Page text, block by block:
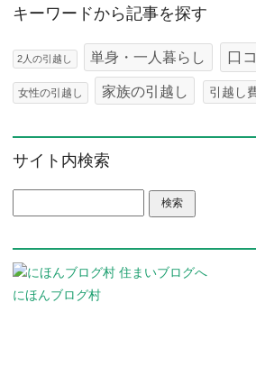
キーワードから記事を探す
2人の引越し 単身・一人暮らし 口
女性の引越し 家族の引越し 引越し
サイト内検索
にほんブログ村